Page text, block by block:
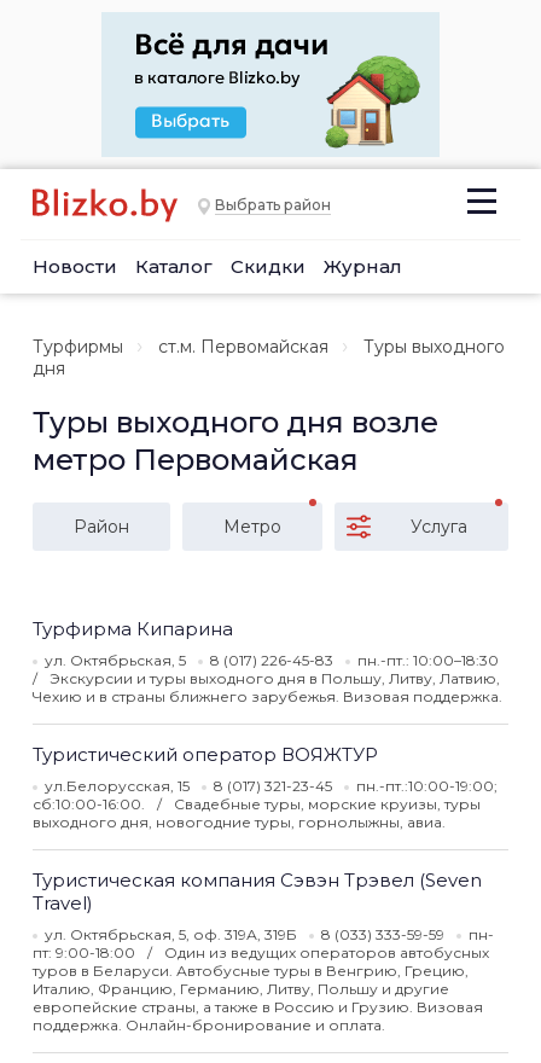
Выбрать район
Новости Каталог Скидки Журнал
Турфирмы ст.м. Первомайская
Туры выходного
дня
Туры выходного дня возле
метро Первомайская
Район Метро Услуга
Турфирма Кипарина
ул. Октябрьская, 5 8 (017) 226-45-83
пн.-пт.: 10:00–18:30
Экскурсии и туры выходного дня в Польшу, Литву, Латвию,
Чехию и в страны ближнего зарубежья. Визовая поддержка.
Туристический оператор ВОЯЖТУР
ул.Белорусская, 15 8 (017) 321-23-45
пн.-пт.:10:00-19:00;
сб:10:00-16:00.
Свадебные туры, морские круизы, туры
выходного дня, новогодние туры, горнолыжны, авиа.
Туристическая компания Сэвэн Трэвел (Seven
Travel)
ул. Октябрьская, 5, оф. 319А, 319Б 8 (033) 333-59-59
пн-
пт: 9:00-18:00
Один из ведущих операторов автобусных
туров в Беларуси. Автобусные туры в Венгрию, Грецию,
Италию, Францию, Германию, Литву, Польшу и другие
европейские страны, а также в Россию и Грузию. Визовая
поддержка. Онлайн-бронирование и оплата.